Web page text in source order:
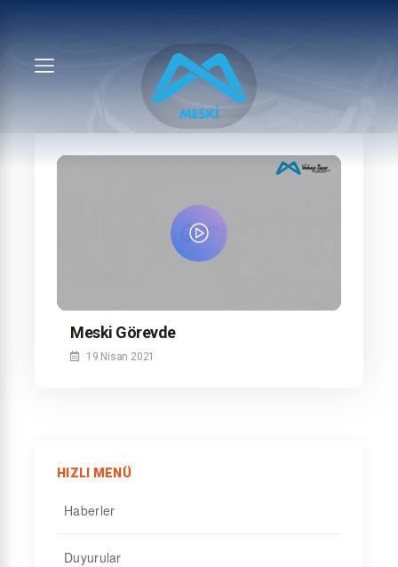
Meski Görevde
19 Nisan 2021
HIZLI MENÜ
Haberler
Duyurular